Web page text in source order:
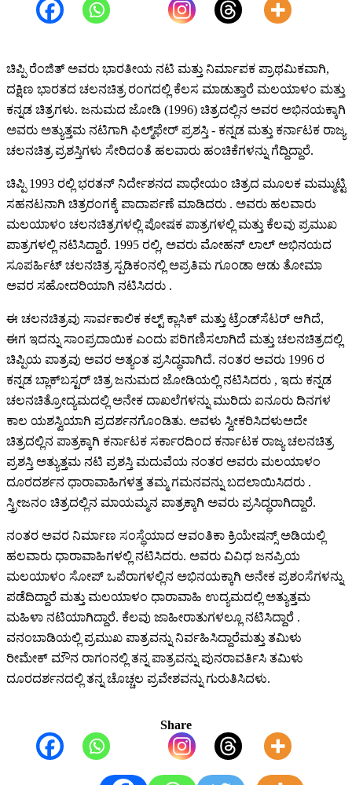
ಚಿಪ್ಪಿ ರೆಂಜಿತ್ ಅವರು ಭಾರತೀಯ ನಟಿ ಮತ್ತು ನಿರ್ಮಾಪಕ ಪ್ರಾಥಮಿಕವಾಗಿ,
ದಕ್ಷಿಣ ಭಾರತದ ಚಲನಚಿತ್ರ ರಂಗದಲ್ಲಿ ಕೆಲಸ ಮಾಡುತ್ತಾರೆ ಮಲಯಾಳಂ ಮತ್ತು
ಕನ್ನಡ ಚಿತ್ರಗಳು. ಜನುಮದ ಜೋಡಿ (1996) ಚಿತ್ರದಲ್ಲಿನ ಅವರ ಅಭಿನಯಕ್ಕಾಗಿ
ಅವರು ಅತ್ಯುತ್ತಮ ನಟಿಗಾಗಿ ಫಿಲ್ಮ್‌ಫೇರ್ ಪ್ರಶಸ್ತಿ - ಕನ್ನಡ ಮತ್ತು ಕರ್ನಾಟಕ ರಾಜ್ಯ
ಚಲನಚಿತ್ರ ಪ್ರಶಸ್ತಿಗಳು ಸೇರಿದಂತೆ ಹಲವಾರು ಹಂಚಿಕೆಗಳನ್ನು ಗೆದ್ದಿದ್ದಾರೆ.
ಚಿಪ್ಪಿ 1993 ರಲ್ಲಿ ಭರತನ್ ನಿರ್ದೇಶನದ ಪಾಧೇಯಂ ಚಿತ್ರದ ಮೂಲಕ ಮಮ್ಮುಟ್ಟಿ
ಸಹನಟನಾಗಿ ಚಿತ್ರರಂಗಕ್ಕೆ ಪಾದಾರ್ಪಣೆ ಮಾಡಿದರು . ಅವರು ಹಲವಾರು
ಮಲಯಾಳಂ ಚಲನಚಿತ್ರಗಳಲ್ಲಿ ಪೋಷಕ ಪಾತ್ರಗಳಲ್ಲಿ ಮತ್ತು ಕೆಲವು ಪ್ರಮುಖ
ಪಾತ್ರಗಳಲ್ಲಿ ನಟಿಸಿದ್ದಾರೆ. 1995 ರಲ್ಲಿ, ಅವರು ಮೋಹನ್ ಲಾಲ್ ಅಭಿನಯದ
ಸೂಪರ್ಹಿಟ್ ಚಲನಚಿತ್ರ ಸ್ಪಡಿಕಂನಲ್ಲಿ ಅಪ್ರತಿಮ ಗೂಂಡಾ ಆಡು ತೋಮಾ
ಅವರ ಸಹೋದರಿಯಾಗಿ ನಟಿಸಿದರು .
ಈ ಚಲನಚಿತ್ರವು ಸಾರ್ವಕಾಲಿಕ ಕಲ್ಟ್ ಕ್ಲಾಸಿಕ್ ಮತ್ತು ಟ್ರೆಂಡ್‌ಸೆಟರ್ ಆಗಿದೆ,
ಈಗ ಇದನ್ನು ಸಾಂಪ್ರದಾಯಿಕ ಎಂದು ಪರಿಗಣಿಸಲಾಗಿದೆ ಮತ್ತು ಚಲನಚಿತ್ರದಲ್ಲಿ
ಚಿಪ್ಪಿಯ ಪಾತ್ರವು ಅವರ ಅತ್ಯಂತ ಪ್ರಸಿದ್ಧವಾಗಿದೆ. ನಂತರ ಅವರು 1996 ರ
ಕನ್ನಡ ಬ್ಲಾಕ್‌ಬಸ್ಟರ್ ಚಿತ್ರ ಜನುಮದ ಜೋಡಿಯಲ್ಲಿ ನಟಿಸಿದರು , ಇದು ಕನ್ನಡ
ಚಲನಚಿತ್ರೋದ್ಯಮದಲ್ಲಿ ಅನೇಕ ದಾಖಲೆಗಳನ್ನು ಮುರಿದು ಐನೂರು ದಿನಗಳ
ಕಾಲ ಯಶಸ್ವಿಯಾಗಿ ಪ್ರದರ್ಶನಗೊಂಡಿತು. ಅವಳು ಸ್ವೀಕರಿಸಿದಳುಅದೇ
ಚಿತ್ರದಲ್ಲಿನ ಪಾತ್ರಕ್ಕಾಗಿ ಕರ್ನಾಟಕ ಸರ್ಕಾರದಿಂದ ಕರ್ನಾಟಕ ರಾಜ್ಯ ಚಲನಚಿತ್ರ
ಪ್ರಶಸ್ತಿ ಅತ್ಯುತ್ತಮ ನಟಿ ಪ್ರಶಸ್ತಿ ಮದುವೆಯ ನಂತರ ಅವರು ಮಲಯಾಳಂ
ದೂರದರ್ಶನ ಧಾರಾವಾಹಿಗಳತ್ತ ತಮ್ಮ ಗಮನವನ್ನು ಬದಲಾಯಿಸಿದರು .
ಸ್ತ್ರೀಜನಂ ಚಿತ್ರದಲ್ಲಿನ ಮಾಯಮ್ಮನ ಪಾತ್ರಕ್ಕಾಗಿ ಅವರು ಪ್ರಸಿದ್ಧರಾಗಿದ್ದಾರೆ.
ನಂತರ ಅವರ ನಿರ್ಮಾಣ ಸಂಸ್ಥೆಯಾದ ಆವಂತಿಕಾ ಕ್ರಿಯೇಷನ್ಸ್ ಅಡಿಯಲ್ಲಿ
ಹಲವಾರು ಧಾರಾವಾಹಿಗಳಲ್ಲಿ ನಟಿಸಿದರು. ಅವರು ವಿವಿಧ ಜನಪ್ರಿಯ
ಮಲಯಾಳಂ ಸೋಪ್ ಒಪೆರಾಗಳಲ್ಲಿನ ಅಭಿನಯಕ್ಕಾಗಿ ಅನೇಕ ಪ್ರಶಂಸೆಗಳನ್ನು
ಪಡೆದಿದ್ದಾರೆ ಮತ್ತು ಮಲಯಾಳಂ ಧಾರಾವಾಹಿ ಉದ್ಯಮದಲ್ಲಿ ಅತ್ಯುತ್ತಮ
ಮಹಿಳಾ ನಟಿಯಾಗಿದ್ದಾರೆ. ಕೆಲವು ಜಾಹೀರಾತುಗಳಲ್ಲೂ ನಟಿಸಿದ್ದಾರೆ .
ವನಂಬಾಡಿಯಲ್ಲಿ ಪ್ರಮುಖ ಪಾತ್ರವನ್ನು ನಿರ್ವಹಿಸಿದ್ದಾರೆಮತ್ತು ತಮಿಳು
ರೀಮೇಕ್ ಮೌನ ರಾಗಂನಲ್ಲಿ ತನ್ನ ಪಾತ್ರವನ್ನು ಪುನರಾವರ್ತಿಸಿ ತಮಿಳು
ದೂರದರ್ಶನದಲ್ಲಿ ತನ್ನ ಚೊಚ್ಚಲ ಪ್ರವೇಶವನ್ನು ಗುರುತಿಸಿದಳು.
Share